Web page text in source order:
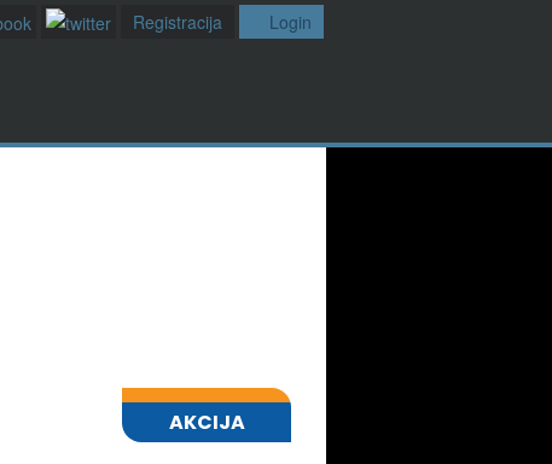
Login
Registracija